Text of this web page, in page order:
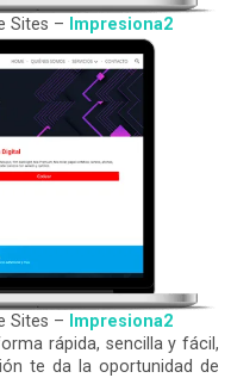
Sites – Impresiona2
Sites –
Impresiona2
rápida, sencilla y fácil,
te da la oportunidad de